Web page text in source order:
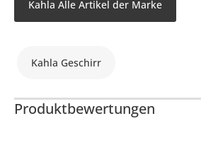
Kahla Alle Artikel der Marke
Kahla Geschirr
Produktbewertungen